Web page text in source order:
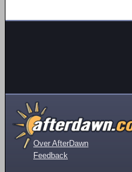
Over AfterDawn
Feedback